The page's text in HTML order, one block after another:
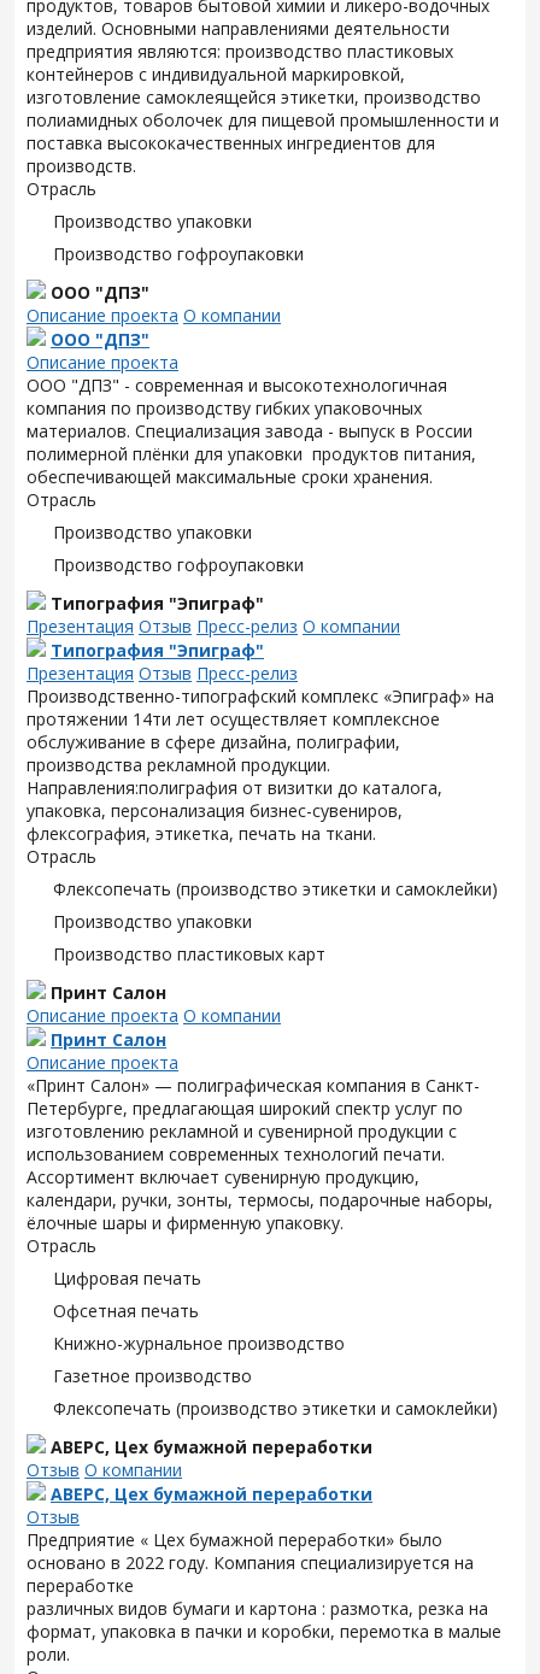
продуктов, товаров бытовой химии и ликеро-водочных
изделий. Основными направлениями деятельности
предприятия являются: производство пластиковых
контейнеров с индивидуальной маркировкой,
изготовление самоклеящейся этикетки, производство
полиамидных оболочек для пищевой промышленности и
поставка высококачественных ингредиентов для
производств.
Отрасль
Производство упаковки
Производство гофроупаковки
ООО "ДПЗ"
Описание проекта О компании
ООО "ДПЗ"
Описание проекта
ООО "ДПЗ" - современная и высокотехнологичная
компания по производству гибких упаковочных
материалов. Специализация завода - выпуск в России
полимерной плёнки для упаковки продуктов питания,
обеспечивающей максимальные сроки хранения.
Отрасль
Производство упаковки
Производство гофроупаковки
Типография "Эпиграф"
Презентация Отзыв Пресс-релиз О компании
Типография "Эпиграф"
Презентация Отзыв Пресс-релиз
Производственно-типографский комплекс «Эпиграф» на
протяжении 14ти лет осуществляет комплексное
обслуживание в сфере дизайна, полиграфии,
производства рекламной продукции.
Направления:полиграфия от визитки до каталога,
упаковка, персонализация бизнес-сувениров,
флексография, этикетка, печать на ткани.
Отрасль
Флексопечать (производство этикетки и самоклейки)
Производство упаковки
Производство пластиковых карт
Принт Салон
Описание проекта О компании
Принт Салон
Описание проекта
«Принт Салон» — полиграфическая компания в Санкт-
Петербурге, предлагающая широкий спектр услуг по
изготовлению рекламной и сувенирной продукции с
использованием современных технологий печати.
Ассортимент включает сувенирную продукцию,
календари, ручки, зонты, термосы, подарочные наборы,
ёлочные шары и фирменную упаковку.
Отрасль
Цифровая печать
Офсетная печать
Книжно-журнальное производство
Газетное производство
Флексопечать (производство этикетки и самоклейки)
АВЕРС, Цех бумажной переработки
Отзыв О компании
АВЕРС, Цех бумажной переработки
Отзыв
Предприятие « Цех бумажной переработки» было
основано в 2022 году. Компания специализируется на
переработке
различных видов бумаги и картона : размотка, резка на
формат, упаковка в пачки и коробки, перемотка в малые
роли.